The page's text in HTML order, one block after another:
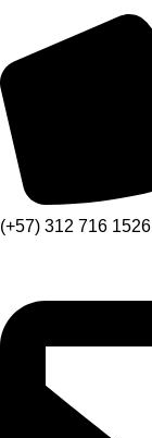
(+57) 312 716 1526